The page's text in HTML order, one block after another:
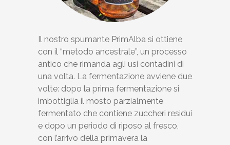
Il nostro spumante PrimAlba si ottiene
con il “metodo ancestrale”, un processo
antico che rimanda agli usi contadini di
una volta. La fermentazione avviene due
volte: dopo la prima fermentazione si
imbottiglia il mosto parzialmente
fermentato che contiene zuccheri residui
e dopo un periodo di riposo al fresco,
con l’arrivo della primavera la